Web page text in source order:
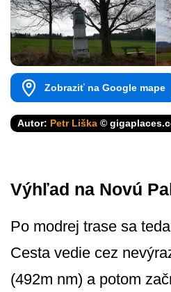
Zobraziť na Google mape
Autor: Petr Liška ©
Výhľad na Novú
Po modrej trase sa
Cesta vedie cez
(492m nm) a potom